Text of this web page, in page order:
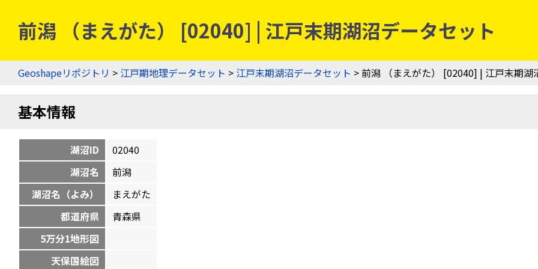
前潟 （まえがた） [02040] | 江戸末期湖沼データセット
Geoshapeリポジトリ > 江戸期地理データセット > 江戸末期湖沼データセット > 前潟 （まえがた） [02040] | 江戸末期湖
基本情報
湖沼ID
02040
湖沼名
前潟
湖沼名（よみ）
まえがた
都道府県
青森県
5万分1地形図
天保国絵図